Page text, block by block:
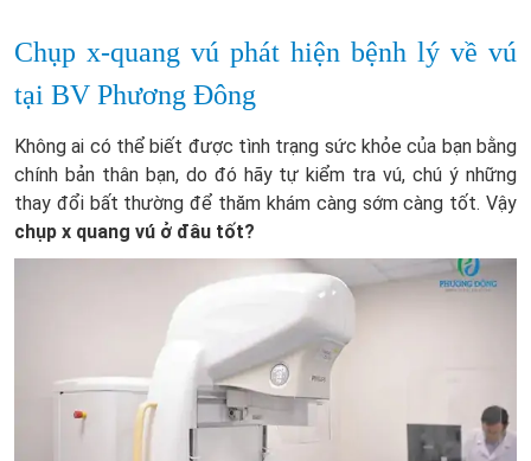
Chụp x-quang vú phát hiện bệnh lý về vú
tại BV Phương Đông
Không ai có thể biết được tình trạng sức khỏe của bạn bằng
chính bản thân bạn, do đó hãy tự kiểm tra vú, chú ý những
thay đổi bất thường để thăm khám càng sớm càng tốt. Vậy
chụp x quang vú ở đâu tốt?